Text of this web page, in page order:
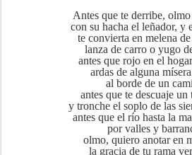
Antes que te derribe,
con su hacha el leñador, y
te convierta en melena
lanza de carro o yugo
antes que rojo en el
ardas de alguna
al borde de un
antes que te descuaje
y tronche el soplo de las
antes que el río hasta la
por valles y
olmo, quiero anotar en
la gracia de tu rama